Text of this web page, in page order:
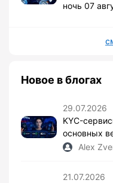
ночь 07
Новое в блогах
29.07.2026
KYC-
основных
Alex
21.07.2026